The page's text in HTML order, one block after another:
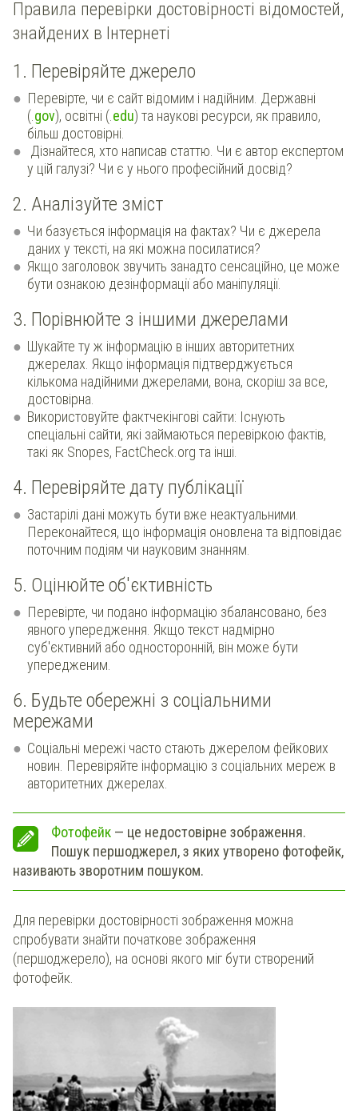
Правила перевірки достовірності відомостей,
знайдених в Інтернеті
1. Перевіряйте джерело
Перевірте, чи є сайт відомим і надійним. Державні
(.gov), освітні (.edu) та наукові ресурси, як правило,
більш достовірні.
Дізнайтеся, хто написав статтю. Чи є автор експертом
у цій галузі? Чи є у нього професійний досвід?
2. Аналізуйте зміст
Чи базується інформація на фактах? Чи є джерела
даних у тексті, на які можна посилатися?
Якщо заголовок звучить занадто сенсаційно, це може
бути ознакою дезінформації або маніпуляції.
3. Порівнюйте з іншими джерелами
Шукайте ту ж інформацію в інших авторитетних
джерелах. Якщо інформація підтверджується
кількома надійними джерелами, вона, скоріш за все,
достовірна.
Використовуйте фактчекінгові сайти: Існують
спеціальні сайти, які займаються перевіркою фактів,
такі як Snopes, FactCheck.org та інші.
4. Перевіряйте дату публікації
Застарілі дані можуть бути вже неактуальними.
Переконайтеся, що інформація оновлена та відповідає
поточним подіям чи науковим знанням.
5. Оцінюйте об'єктивність
Перевірте, чи подано інформацію збалансовано, без
явного упередження. Якщо текст надмірно
суб'єктивний або односторонній, він може бути
упередженим.
6. Будьте обережні з соціальними
мережами
Соціальні мережі часто стають джерелом фейкових
новин. Перевіряйте інформацію з соціальних мереж в
авторитетних джерелах.
Фотофейк — це недостовірне зображення.
Пошук першоджерел, з яких утворено фотофейк,
називають зворотним пошуком.
Для перевірки достовірності зображення можна
спробувати знайти початкове зображення
(першоджерело), на основі якого міг бути створений
фотофейк.